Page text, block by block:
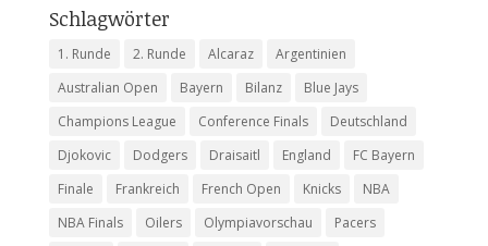
Schlagwörter
1. Runde 2. Runde Alcaraz
Argentinien
Australian Open
Bayern Bilanz
Blue Jays
Champions League
Conference Finals
Deutschland
Djokovic
Dodgers Draisaitl England
FC Bayern
Finale
Frankreich French Open Knicks
NBA
NBA Finals
Oilers Olympiavorschau
Pacers